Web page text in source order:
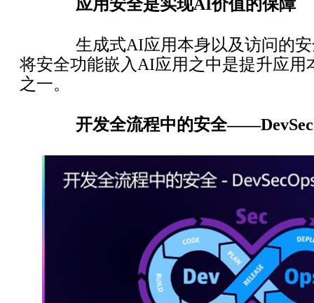
应用安全是实现AI价值的保障
生成式AI应用本身以及访问的安
将安全功能嵌入AI应用之中是提升应用
之一。
开发全流程中的安全